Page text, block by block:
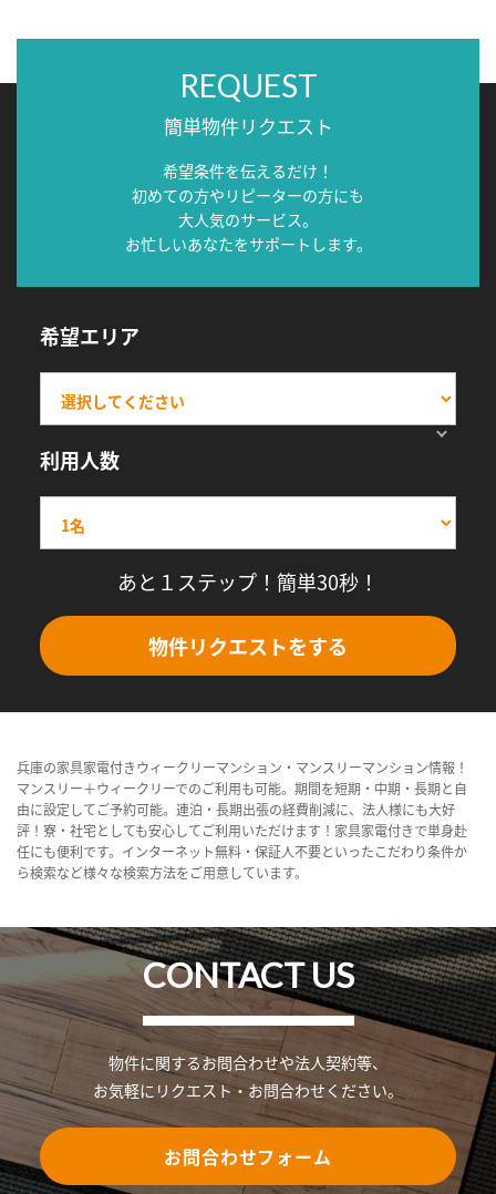
REQUEST
簡単物件リクエスト
希望条件を伝えるだけ！
初めての方やリピーターの方にも
大人気のサービス。
お忙しいあなたをサポートします。
希望エリア
利用人数
あと１ステップ！簡単30秒！
物件リクエストをする
兵庫の家具家電付きウィークリーマンション・マンスリーマンション情報！
マンスリー＋ウィークリーでのご利用も可能。期間を短期・中期・長期と自
由に設定してご予約可能。連泊・長期出張の経費削減に、法人様にも大好
評！寮・社宅としても安心してご利用いただけます！家具家電付きで単身赴
任にも便利です。インターネット無料・保証人不要といったこだわり条件か
ら検索など様々な検索方法をご用意しています。
CONTACT US
物件に関するお問合わせや法人契約等、
お気軽にリクエスト・お問合わせください。
お問合わせフォーム